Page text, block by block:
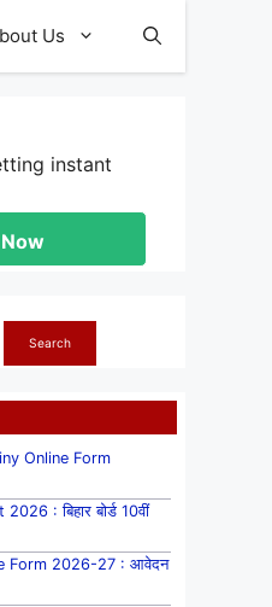
Us
instant
Search
Online Form
: बिहार बोर्ड 10वीं
Form 2026-27 : आवेदन